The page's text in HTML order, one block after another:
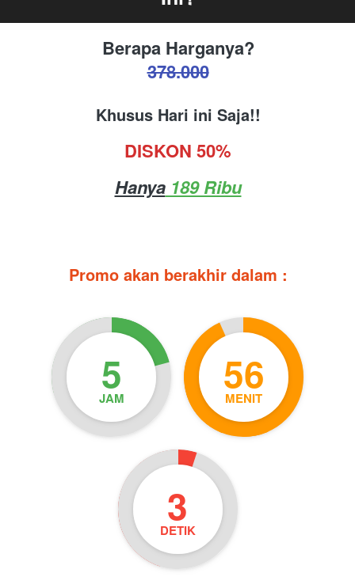
Berapa Harganya?
378.000
Khusus Hari ini Saja!!
DISKON 50%
Hanya 189 Ribu
Promo akan berakhir dalam :
5
JAM 56
MENIT
3
DETIK